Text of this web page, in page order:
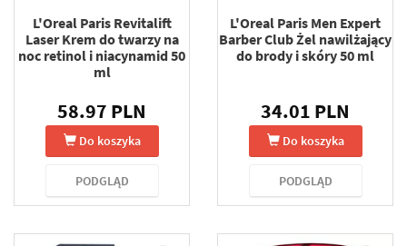
L'Oreal Paris Revitalift
Laser Krem do twarzy na
noc retinol i niacynamid 50
ml
58.97 PLN
Do koszyka
PODGLĄD
L'Oreal Paris Men Expert
Barber Club Żel nawilżający
do brody i skóry 50 ml
34.01 PLN
Do koszyka
PODGLĄD